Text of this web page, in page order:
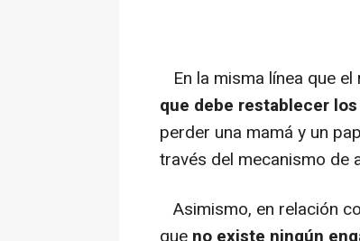
En la misma línea que
que debe restablecer
perder una mamá y un
través del mecanismo de
Asimismo, en relación